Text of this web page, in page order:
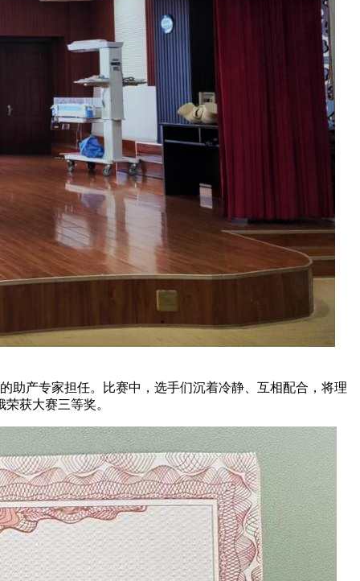
助产专家担任。比赛中，选手们沉着冷静、互相配合，将理
获大赛三等奖。